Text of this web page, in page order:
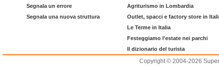
Segnala un errore
Segnala una nuova struttura
Agriturismo in Lombardia
Outlet, spacci e factory store in
Le Terme in Italia
Festeggiamo l'estate nei parchi
Il dizionario del turista
Copyright © 2004-2026